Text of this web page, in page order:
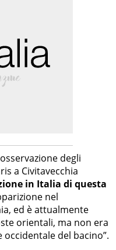
degli
a Civitavecchia
in Italia di questa
nel
ed è attualmente
orientali, ma non era
del bacino”.